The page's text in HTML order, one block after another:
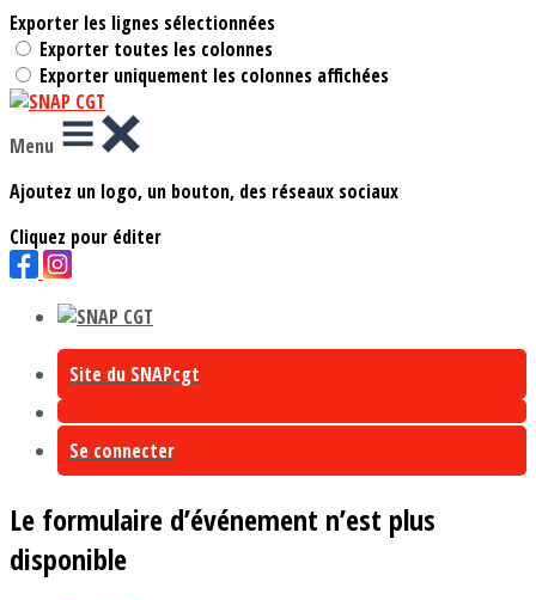
Exporter les lignes sélectionnées
Exporter toutes les colonnes
Exporter uniquement les colonnes affichées
Menu
Ajoutez un logo, un bouton, des réseaux sociaux
Cliquez pour éditer
Site du SNAPcgt
Se connecter
Le formulaire d’événement n’est plus
disponible